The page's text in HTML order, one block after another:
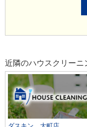
近隣のハウスクリーニ